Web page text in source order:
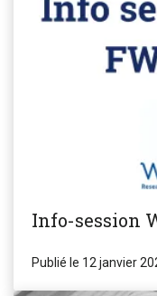
Info-session
Publié le 12 janvier